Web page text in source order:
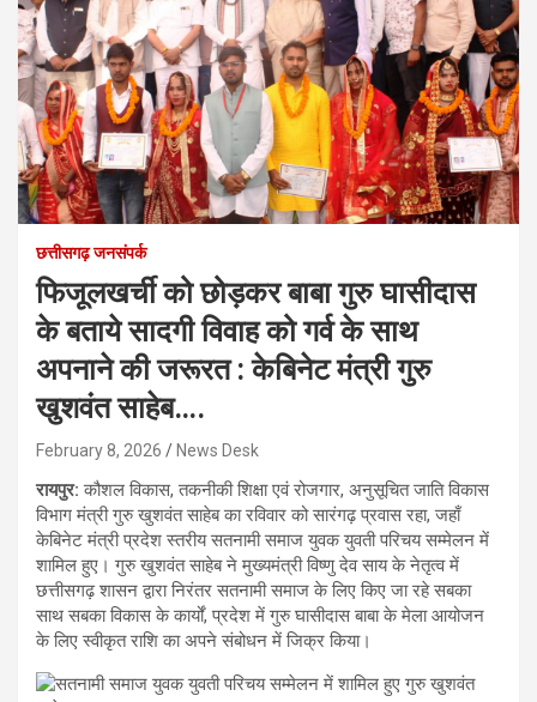
छत्तीसगढ़ जनसंपर्क
फिजूलखर्ची को छोड़कर बाबा गुरु घासीदास
के बताये सादगी विवाह को गर्व के साथ
अपनाने की जरूरत : केबिनेट मंत्री गुरु
खुशवंत साहेब….
February 8, 2026 News Desk
रायपुर: कौशल विकास, तकनीकी शिक्षा एवं रोजगार, अनुसूचित जाति विकास
विभाग मंत्री गुरु खुशवंत साहेब का रविवार को सारंगढ़ प्रवास रहा, जहाँ
केबिनेट मंत्री प्रदेश स्तरीय सतनामी समाज युवक युवती परिचय सम्मेलन में
शामिल हुए। गुरु खुशवंत साहेब ने मुख्यमंत्री विष्णु देव साय के नेतृत्व में
छत्तीसगढ़ शासन द्वारा निरंतर सतनामी समाज के लिए किए जा रहे सबका
साथ सबका विकास के कार्यों, प्रदेश में गुरु घासीदास बाबा के मेला आयोजन
के लिए स्वीकृत राशि का अपने संबोधन में जिक्र किया।